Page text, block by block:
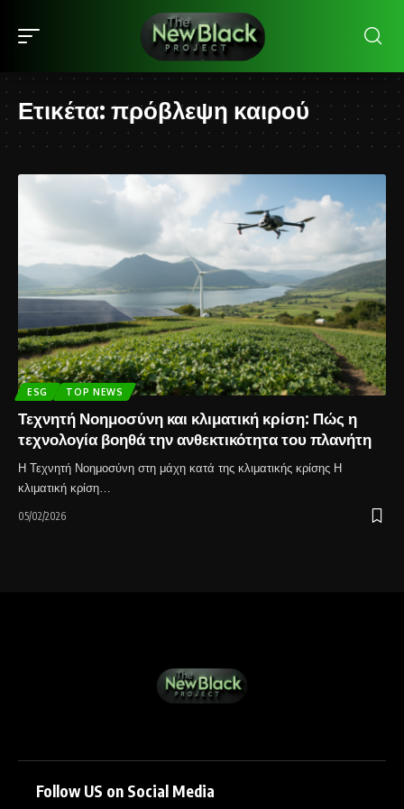
Ετικέτα: πρόβλεψη καιρού
ESG TOP NEWS
Τεχνητή Νοημοσύνη και κλιματική κρίση: Πώς η
τεχνολογία βοηθά την ανθεκτικότητα του πλανήτη
Η Τεχνητή Νοημοσύνη στη μάχη κατά της κλιματικής κρίσης Η
κλιματική κρίση…
05/02/2026
Follow US on Social Media